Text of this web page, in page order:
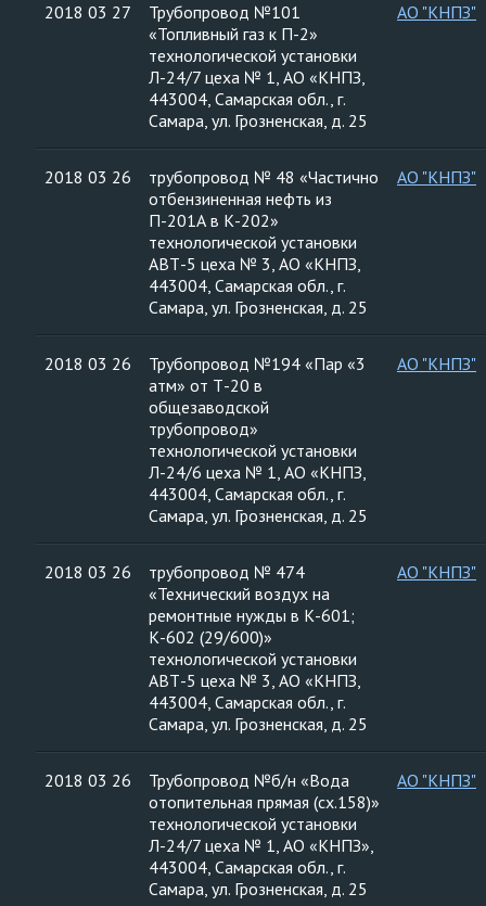
2018 03 27
Трубопровод №101
«Топливный газ к П-2»
технологической установки
Л-24/7 цеха № 1, АО «КНПЗ,
443004, Самарская обл., г.
Самара, ул. Грозненская, д. 25
АО "КНПЗ"
2018 03 26
трубопровод № 48 «Частично
отбензиненная нефть из
П-201А в К-202»
технологической установки
АВТ-5 цеха № 3, АО «КНПЗ,
443004, Самарская обл., г.
Самара, ул. Грозненская, д. 25
АО "КНПЗ"
2018 03 26
Трубопровод №194 «Пар «3
атм» от Т-20 в
общезаводской
трубопровод»
технологической установки
Л-24/6 цеха № 1, АО «КНПЗ,
443004, Самарская обл., г.
Самара, ул. Грозненская, д. 25
АО "КНПЗ"
2018 03 26
трубопровод № 474
«Технический воздух на
ремонтные нужды в К-601;
К-602 (29/600)»
технологической установки
АВТ-5 цеха № 3, АО «КНПЗ,
443004, Самарская обл., г.
Самара, ул. Грозненская, д. 25
АО "КНПЗ"
2018 03 26
Трубопровод №б/н «Вода
отопительная прямая (сх.158)»
технологической установки
Л-24/7 цеха № 1, АО «КНПЗ»,
443004, Самарская обл., г.
Самара, ул. Грозненская, д. 25
АО "КНПЗ"